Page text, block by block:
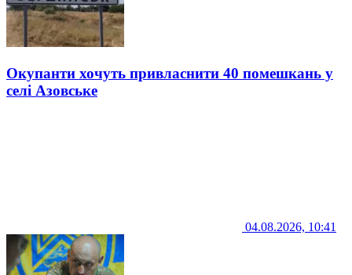
Окупанти хочуть привласнити 40 помешкань у
селі Азовське
04.08.2026, 10:41